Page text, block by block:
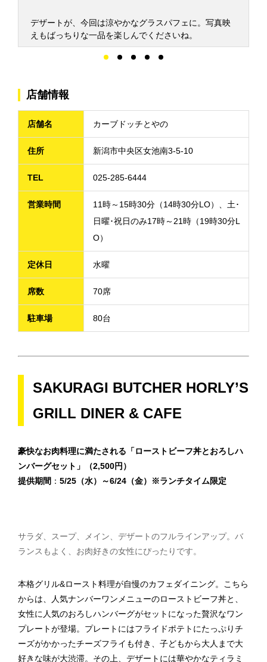
デザートが、今回は涼やかなグラスパフェに。写真映
えもばっちりな一品を楽しんでくださいね。
店舗情報
店舗名 カーブドッチとやの
住所 新潟市中央区女池南3-5-10
TEL 025-285-6444
営業時間
11時～15時30分（14時30分LO）、土･
日曜･祝日のみ17時～21時（19時30分L
O）
定休日 水曜
席数 70席
駐車場 80台
SAKURAGI BUTCHER HORLY’S
GRILL DINER & CAFE
豪快なお肉料理に満たされる 「ローストビーフ丼とおろしハ
ンバーグセット」（2,500円）
提供期間 ： 5/25（水）～6/24（金）※ランチタイム限定
サラダ、スープ、メイン、デザートのフルラインアップ。バ
ランスもよく、お肉好きの女性にぴったりです。
本格グリル&ロースト料理が自慢のカフェダイニング。こちら
からは、人気ナンバーワンメニューのローストビーフ丼と、
女性に人気のおろしハンバーグがセットになった贅沢なワン
プレートが登場。プレートにはフライドポテトにたっぷりチ
ーズがかかったチーズフライも付き、子どもから大人まで大
好きな味が大渋滞。その上、デザートには華やかなティラミ